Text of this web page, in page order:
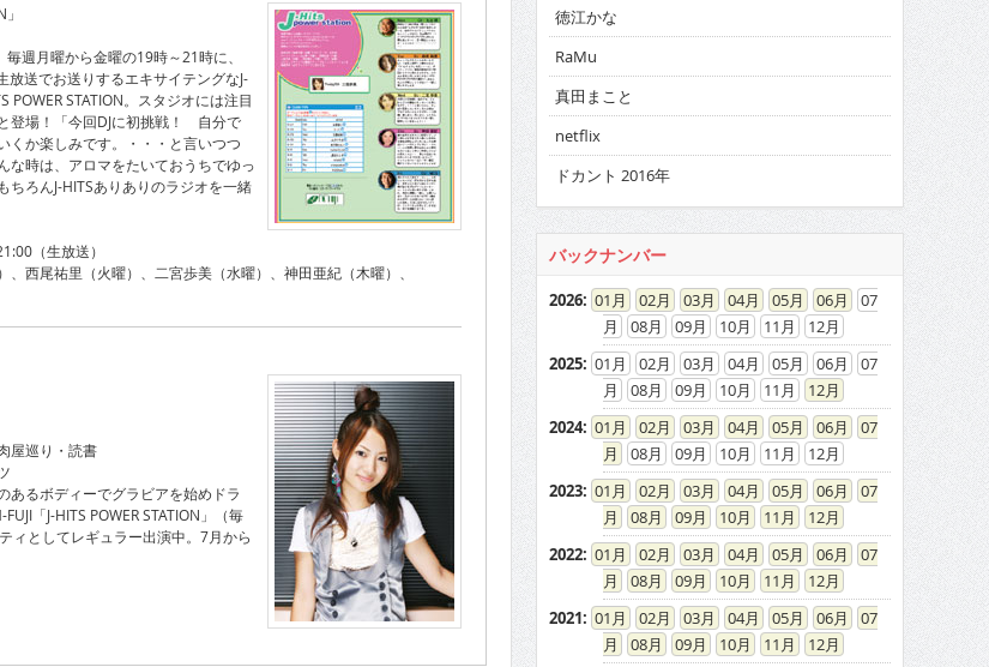
週月曜から金曜の19時～21時に、
放送でお送りするエキサイテングなJ-
POWER STATION。スタジオには注目
登場！「今回DJに初挑戦！ 自分で
くか楽しみです。・・・と言いつつ
な時は、アロマをたいておうちでゆっ
ちろんJ-HITSありありのラジオを一緒
（生放送）
西尾祐里（火曜）、二宮歩美（水曜）、神田亜紀（木曜）、
屋巡り・読書
あるボディーでグラビアを始めドラ
「J-HITS POWER STATION」（毎
ィとしてレギュラー出演中。7月から
徳江かな
RaMu
真田まこと
netflix
ドカント 2016年
バックナンバー
2026: 01 02 03 04 05 06
07
08
09 10 11
12
2025: 01 02 03 04 05 06
07
08
09 10 11
12
2024: 01 02 03 04 05 06
07
08
09 10 11
12
2023: 01 02 03 04 05 06
07
08
09 10 11
12
2022: 01 02 03 04 05 06
07
08
09 10 11
12
2021: 01 02 03 04 05 06
07
08
09 10 11
12